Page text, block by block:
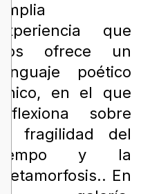
que
ofrece un
poético
en el que
sobre
fragilidad del
y la
metamorfosis.. En